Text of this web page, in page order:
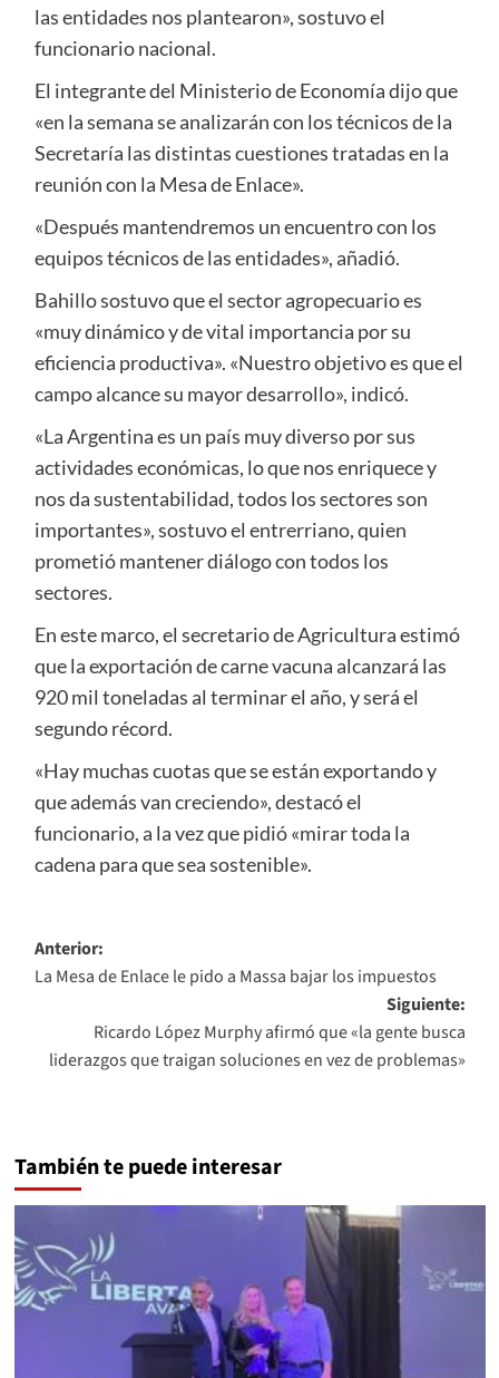
las entidades nos plantearon», sostuvo el
funcionario nacional.
El integrante del Ministerio de Economía dijo que
«en la semana se analizarán con los técnicos de la
Secretaría las distintas cuestiones tratadas en la
reunión con la Mesa de Enlace».
«Después mantendremos un encuentro con los
equipos técnicos de las entidades», añadió.
Bahillo sostuvo que el sector agropecuario es
«muy dinámico y de vital importancia por su
eficiencia productiva». «Nuestro objetivo es que el
campo alcance su mayor desarrollo», indicó.
«La Argentina es un país muy diverso por sus
actividades económicas, lo que nos enriquece y
nos da sustentabilidad, todos los sectores son
importantes», sostuvo el entrerriano, quien
prometió mantener diálogo con todos los
sectores.
En este marco, el secretario de Agricultura estimó
que la exportación de carne vacuna alcanzará las
920 mil toneladas al terminar el año, y será el
segundo récord.
«Hay muchas cuotas que se están exportando y
que además van creciendo», destacó el
funcionario, a la vez que pidió «mirar toda la
cadena para que sea sostenible».
Navegación
de
entradas
Anterior:
La Mesa de Enlace le pido a Massa bajar los impuestos
Siguiente:
Ricardo López Murphy afirmó que «la gente busca
liderazgos que traigan soluciones en vez de problemas»
También te puede interesar